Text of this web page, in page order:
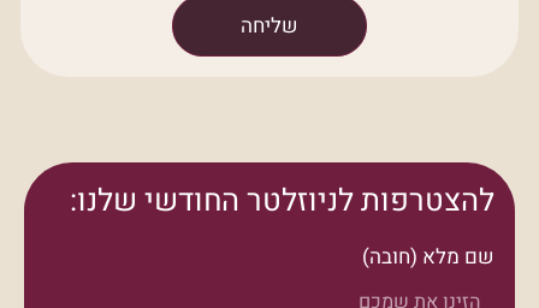
שליחה
להצטרפות לניוזלטר החודשי שלנו:
שם מלא (חובה)